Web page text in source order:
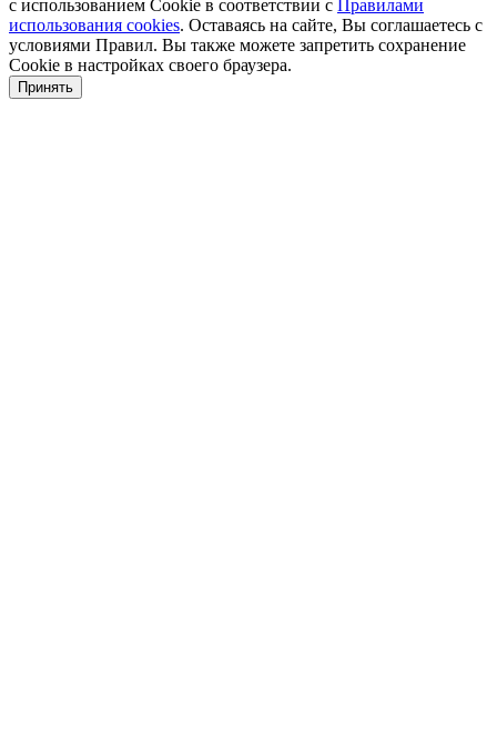
с использованием Cookie в соответствии с
Правилами
использования cookies. Оставаясь на сайте, Вы соглашаетесь с
условиями Правил. Вы также можете запретить сохранение
Cookie в настройках своего браузера.
Принять